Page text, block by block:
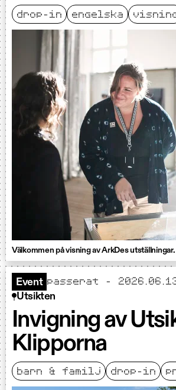
drop-in engelska
Välkommen på visning av ArkDes utställningar.
Event passerat –
Utsikten
Invigning av
Klipporna
barn & familj drop-in